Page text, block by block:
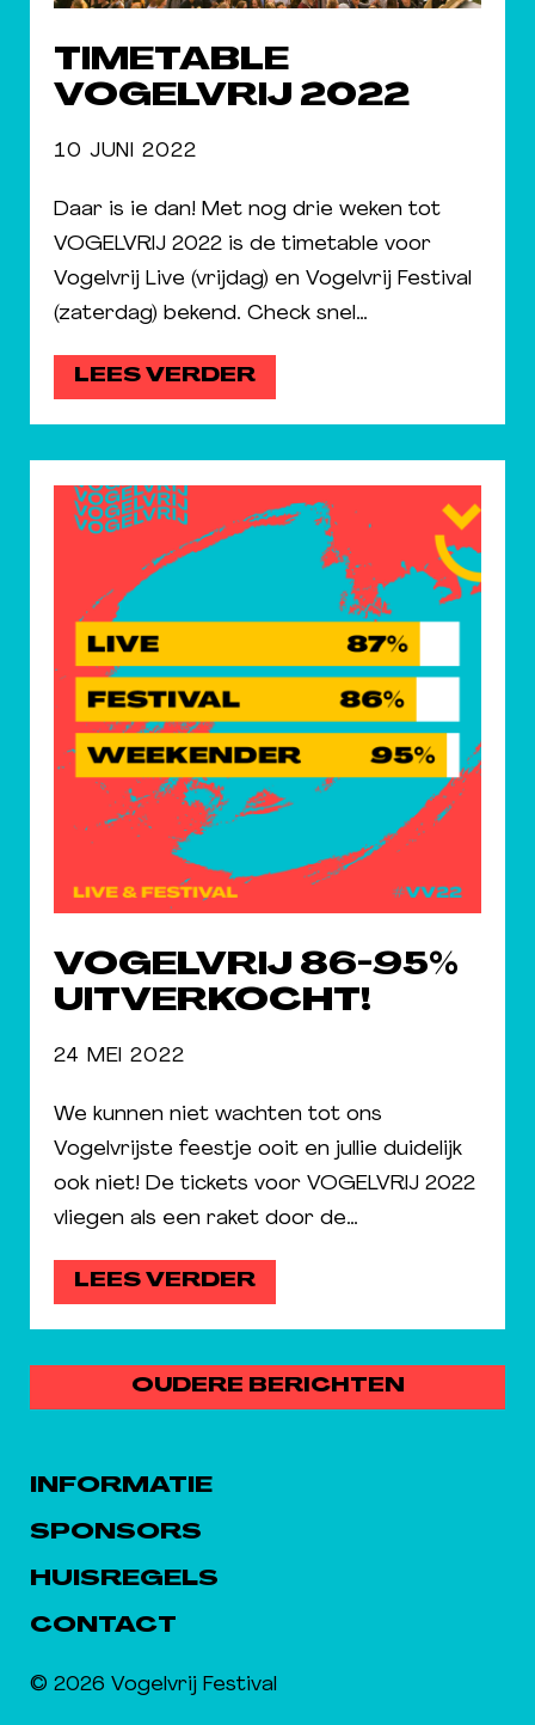
TIMETABLE
VOGELVRIJ 2022
10 JUNI 2022
Daar is ie dan! Met nog drie weken tot
VOGELVRIJ 2022 is de timetable voor
Vogelvrij Live (vrijdag) en Vogelvrij Festival
(zaterdag) bekend. Check snel…
LEES VERDER
VOGELVRIJ 86-95%
UITVERKOCHT!
24 MEI 2022
We kunnen niet wachten tot ons
Vogelvrijste feestje ooit en jullie duidelijk
ook niet! De tickets voor VOGELVRIJ 2022
vliegen als een raket door de…
LEES VERDER
BERICHTENNAVIGATIE
OUDERE BERICHTEN
INFORMATIE
SPONSORS
HUISREGELS
CONTACT
© 2026 Vogelvrij Festival